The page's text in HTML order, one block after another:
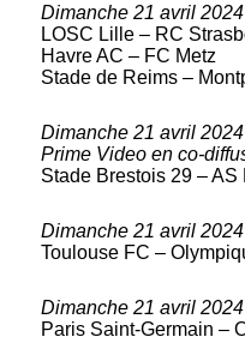
Dimanche 21 avril
LOSC Lille – RC
Havre AC – FC Metz
Stade de Reims –
Dimanche 21 avril
Prime Video en co-
Stade Brestois 29 – AS
Dimanche 21 avril
Toulouse FC –
Dimanche 21 avril
Paris Saint-Germain –